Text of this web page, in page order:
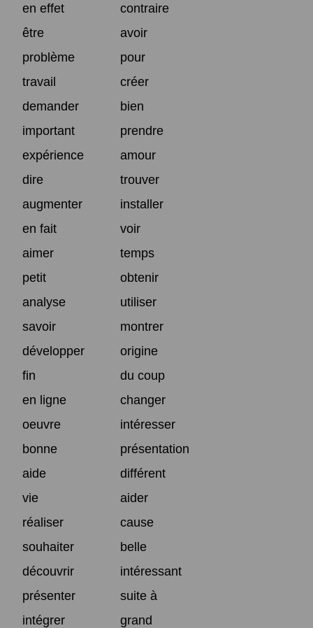
en effet
contraire
être
avoir
problème
pour
travail
créer
demander
bien
important
prendre
expérience
amour
dire
trouver
augmenter
installer
en fait
voir
aimer
temps
petit
obtenir
analyse
utiliser
savoir
montrer
développer
origine
fin
du coup
en ligne
changer
oeuvre
intéresser
bonne
présentation
aide
différent
vie
aider
réaliser
cause
souhaiter
belle
découvrir
intéressant
présenter
suite à
intégrer
grand